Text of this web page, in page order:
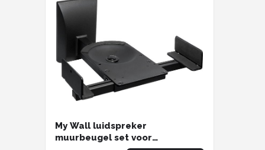
My Wall luidspreker
muurbeugel set voor